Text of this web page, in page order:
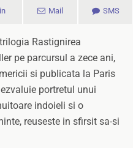
Mail SMS
Rastignirea
pe parcursul a zece ani,
si publicata la Paris
portretul unui
indoieli si o
reuseste in sfirsit sa-si